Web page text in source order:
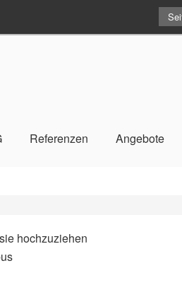
Referenzen Angebote
hochzuziehen